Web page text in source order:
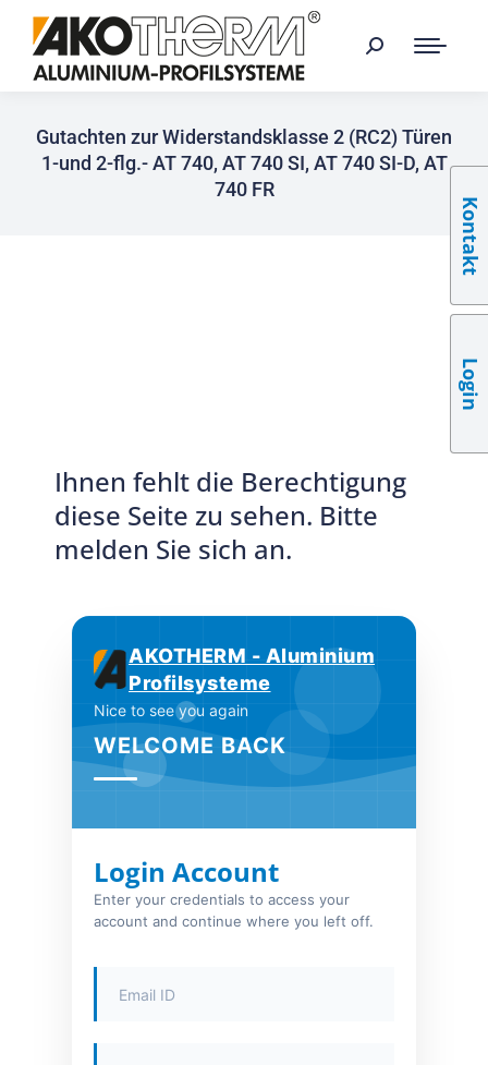
Gutachten zur Widerstandsklasse 2 (RC2) Türen
1-und 2-flg.- AT 740, AT 740 SI, AT 740 SI-D, AT
740 FR
Ihnen fehlt die Berechtigung
diese Seite zu sehen. Bitte
melden Sie sich an.
AKOTHERM - Aluminium
Profilsysteme
Nice to see you again
WELCOME BACK
Login Account
Enter your credentials to access your
account and continue where you left off.
Kontakt
Login